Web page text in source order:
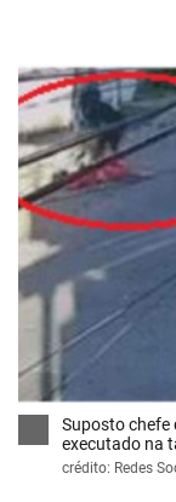
Suposto chefe
executado na
crédito: Redes